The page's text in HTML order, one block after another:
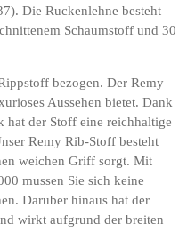
Die Ruckenlehne besteht
Schaumstoff und 30
bezogen. Der Remy
Aussehen bietet. Dank
hat der Stoff eine reichhaltige
Remy Rib-Stoff besteht
weichen Griff sorgt. Mit
mussen Sie sich keine
Daruber hinaus hat der
wirkt aufgrund der breiten